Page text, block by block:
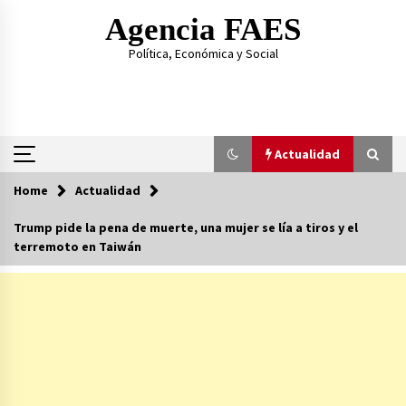
Agencia FAES
Política, Económica y Social
Actualidad
Actualidad
sale regalada
Home Actualidad
Trump pide la pena de muerte, una mujer se lía a tiros y el
terremoto en Taiwán